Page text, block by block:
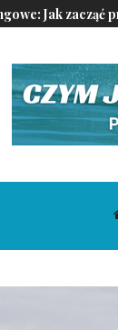
Jak zacząć